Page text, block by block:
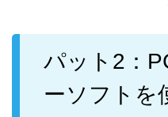
パット2：
ーソフトを